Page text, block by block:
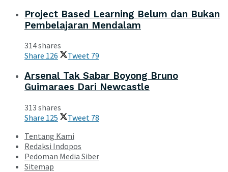
Project Based Learning Belum dan Bukan
Pembelajaran Mendalam
314 shares
Share 126 Tweet 79
Arsenal Tak Sabar Boyong Bruno
Guimaraes Dari Newcastle
313 shares
Share 125 Tweet 78
Tentang Kami
Redaksi Indopos
Pedoman Media Siber
Sitemap